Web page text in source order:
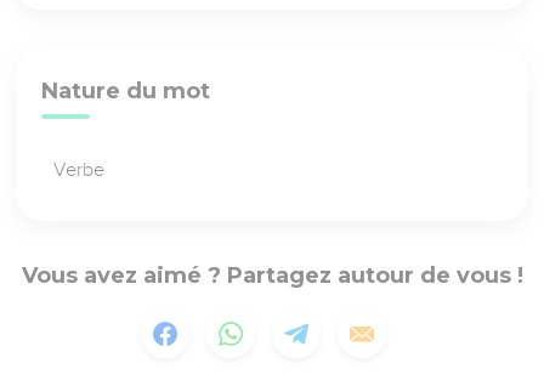
Nature du mot
Verbe
Vous avez aimé ? Partagez autour de vous !